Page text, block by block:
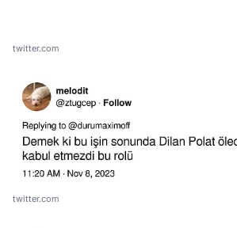
twitter.com
twitter.com